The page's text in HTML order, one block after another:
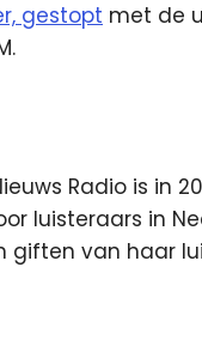
gestopt met de
Radio is in
luisteraars in
giften van haar